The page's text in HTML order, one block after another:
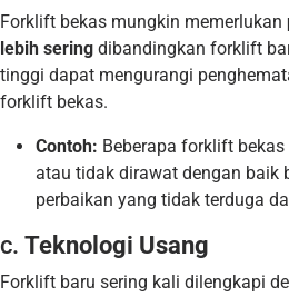
Forklift bekas mungkin memerlukan
lebih sering dibandingkan forklift
tinggi dapat mengurangi
forklift bekas.
Contoh: Beberapa forklift
atau tidak dirawat dengan baik
perbaikan yang tidak terduga
c. Teknologi Usang
Forklift baru sering kali dilengkapi